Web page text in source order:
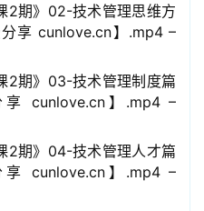
2期》02-技术管理思维方
享 cunlove.cn】.mp4 –
2期》03-技术管理制度篇
享 cunlove.cn】.mp4 –
2期》04-技术管理人才篇
享 cunlove.cn】.mp4 –